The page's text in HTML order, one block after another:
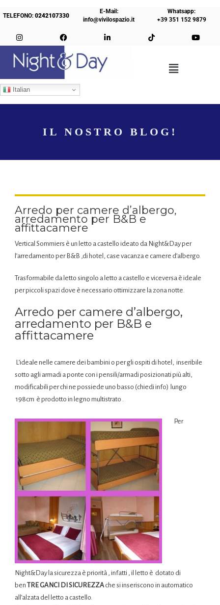
TELEFONO:0242107330
E-Mail:
info@vivilospazio.it
Whatsapp:
+39 351 152 9879
Italian
IL NOSTRO BLOG!
Arredo per camere d’albergo,
arredamento per B&B e
affittacamere
Vertical Sommiers è un letto a castello ideato da Night&Day per
l’arredamento per B&B ,di hotel, case vacanza e camere d’albergo.
Trasformabile da letto singolo a letto a castello e viceversa è ideale
per piccoli spazi dove è necessario ottimizzare la zona notte.
Arredo per camere d’albergo,
arredamento per B&B e
affittacamere
L’ideale nelle camere dei bambini o per gli ospiti di hotel, inseribile
sotto agli armadi a ponte con i pensili/armadi posizionati più alti,
modificabili per chi ne possiede uno basso (chiedi info) lungo
198cm è prodotto in legno multistrato .
Per
Night&Day la sicurezza è priorità , infatti , il letto è dotato di
ben TRE GANCI DI SICUREZZA che si inseriscono in automatico
all’alzata del letto a castello.